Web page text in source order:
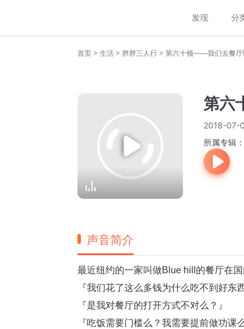
发现 分
首页 > 生活 > 胖胖三人行 > 第六十顿——我们去餐厅
第六
2018-07-
所属专辑：
声音简介
最近纽约的一家叫做Blue hill的餐厅在
『我们花了这么多钱为什么吃不到好东
『是我对餐厅的打开方式不对么？』
『吃饭需要门槛么？我需要提前做功课